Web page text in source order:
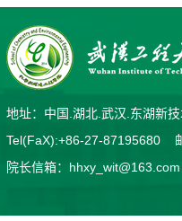
地址：中国.湖北.武汉.东湖
Tel(FaX):+86-27-87195680
院长信箱：